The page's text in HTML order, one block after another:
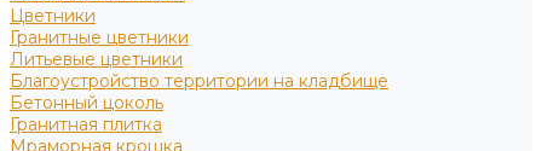
Цветники
Гранитные цветники
Литьевые цветники
Благоустройство территории на кладбище
Бетонный цоколь
Гранитная плитка
Мраморная крошка